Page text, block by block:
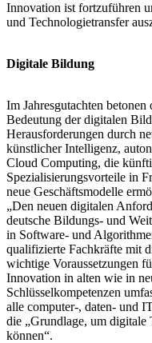
Innovation ist fortzuführen
und Technologietransfer
Digitale Bildung
Im Jahresgutachten
Bedeutung der digitalen
Herausforderungen durch
künstlicher Intelligenz,
Cloud Computing, die
Spezialisierungsvorteile in
neue Geschäftsmodelle
„Den neuen digitalen
deutsche Bildungs- und
in Software- und
qualifizierte Fachkräfte mit
wichtige Voraussetzungen
Innovation in alten wie in
Schlüsselkompetenzen
alle computer-, daten- und
die „Grundlage, um digitale
können“.